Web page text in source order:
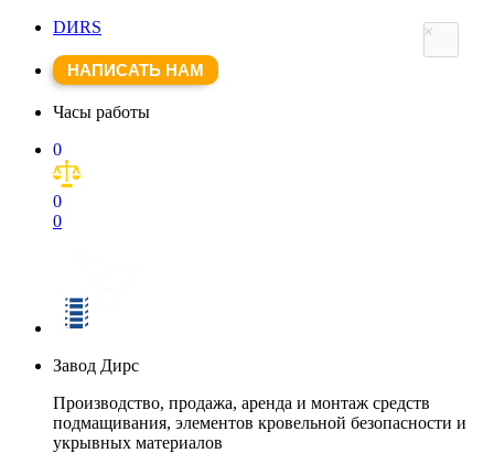
DИRS
НАПИСАТЬ НАМ
Часы работы
0
0
0
Завод Дирс
Производство, продажа, аренда и монтаж средств
подмащивания, элементов кровельной безопасности и
укрывных материалов
×